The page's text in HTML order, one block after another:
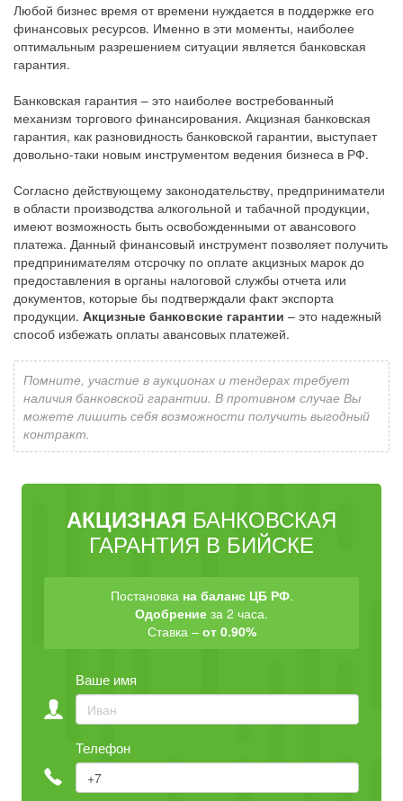
Любой бизнес время от времени нуждается в поддержке его
финансовых ресурсов. Именно в эти моменты, наиболее
оптимальным разрешением ситуации является банковская
гарантия.
Банковская гарантия – это наиболее востребованный
механизм торгового финансирования. Акцизная банковская
гарантия, как разновидность банковской гарантии, выступает
довольно-таки новым инструментом ведения бизнеса в РФ.
Согласно действующему законодательству, предприниматели
в области производства алкогольной и табачной продукции,
имеют возможность быть освобожденными от авансового
платежа. Данный финансовый инструмент позволяет получить
предпринимателям отсрочку по оплате акцизных марок до
предоставления в органы налоговой службы отчета или
документов, которые бы подтверждали факт экспорта
продукции. Акцизные банковские гарантии – это надежный
способ избежать оплаты авансовых платежей.
Помните, участие в аукционах и тендерах требует
наличия банковской гарантии. В противном случае Вы
можете лишить себя возможности получить выгодный
контракт.
АКЦИЗНАЯ БАНКОВСКАЯ
ГАРАНТИЯ В БИЙСКЕ
Постановка на баланс ЦБ РФ.
Одобрение за 2 часа.
Ставка – от 0.90%
Ваше имя
Телефон